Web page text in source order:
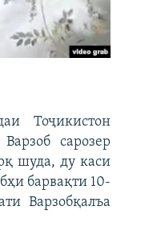
Тоҷикистон
сарозер
шуда, ду каси
барвақти 10-
Варзобқалъа